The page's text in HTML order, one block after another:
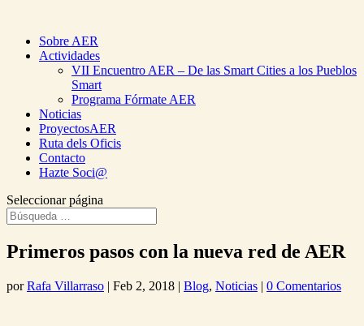
Sobre AER
Actividades
VII Encuentro AER – De las Smart Cities a los Pueblos
Smart
Programa Fórmate AER
Noticias
ProyectosAER
Ruta dels Oficis
Contacto
Hazte Soci@
Seleccionar página
Primeros pasos con la nueva red de AER
porRafa Villarraso | Feb 2, 2018 | Blog, Noticias | 0 Comentarios